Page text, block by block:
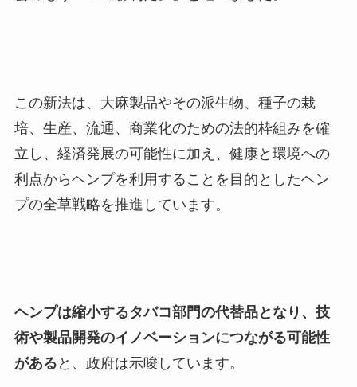
この新法は、大麻製品やその派生物、種子の栽
培、生産、流通、商業化のための法的枠組みを確
立し、経済発展の可能性に加え、健康と環境への
利点からヘンプを利用することを目的としたヘン
プの全草戦略を推進しています。
ヘンプは縮小するタバコ部門の代替品となり、技
術や製品開発のイノベーションにつながる可能性
があると、政府は示唆しています。